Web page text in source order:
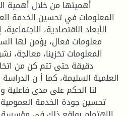
أهميتها من خلال أهمية
المعلومات في تحسين الخدمة
الأبعاد الاقتصادية،
معلومات فعال، يؤمن لها
المعلومات تخزينا، معالجة،
دقيقة حتى تتم كن من
العلمية السليمة، كما أ ن
لنا الحكم على مدى
تحسين جودة الخدمة